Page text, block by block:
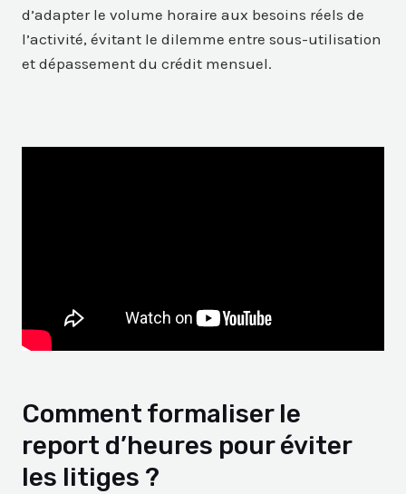
d’adapter le volume horaire aux besoins réels de
l’activité, évitant le dilemme entre sous-utilisation
et dépassement du crédit mensuel.
Comment formaliser le
report d’heures pour éviter
les litiges ?